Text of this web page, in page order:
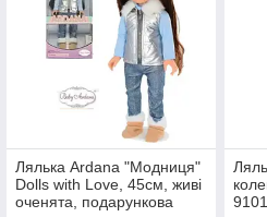
Лялька Ardana "Модниця"
Dolls with Love, 45см, живі
оченята, подарункова